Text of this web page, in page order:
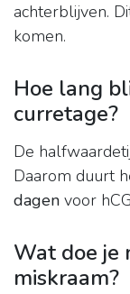
achterblijven.
komen.
Hoe lang
curretage?
De
Daarom duurt
dagen voor
Wat doe je
miskraam?